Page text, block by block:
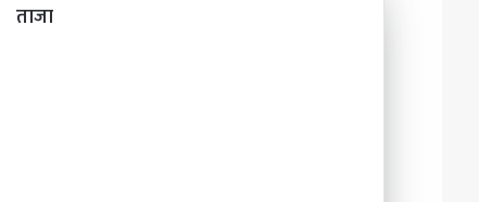
ताजा